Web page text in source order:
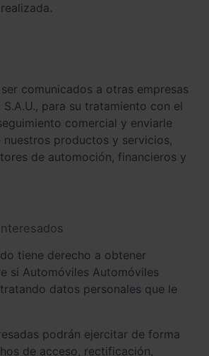
comunicados a otras empresas
S.A.U., para su tratamiento con el
comercial y enviarle
productos y servicios,
de automoción, financieros y
tiene derecho a obtener
si Automóviles Automóviles
tratando datos personales que le
podrán ejercitar de forma
de acceso, rectificación,